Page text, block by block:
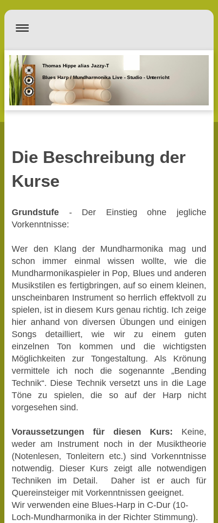
Thomas Hippe alias Jazzy-T
Blues Harp / Mundharmonika Live - Studio - Unterricht
Die Beschreibung der
Kurse
Grundstufe
- Der Einstieg ohne jegliche
Vorkenntnisse:
Wer den Klang der Mundharmonika mag und
schon immer einmal wissen wollte, wie die
Mundharmonikaspieler in Pop, Blues und anderen
Musikstilen es fertigbringen, auf so einem kleinen,
unscheinbaren Instrument so herrlich effektvoll zu
spielen, ist in diesem Kurs genau richtig. Ich zeige
hier anhand von diversen Übungen und einigen
Songs detailliert, wie wir zu einem guten
einzelnen Ton kommen und die wichtigsten
Möglichkeiten zur Tongestaltung. Als Krönung
vermittele ich noch die sogenannte „Bending
Technik“. Diese Technik versetzt uns in die Lage
Töne zu spielen, die so auf der Harp nicht
vorgesehen sind.
Voraussetzungen für diesen Kurs:
Keine,
weder am Instrument noch in der Musiktheorie
(Notenlesen, Tonleitern etc.) sind Vorkenntnisse
notwendig. Dieser Kurs zeigt alle notwendigen
Techniken im Detail. Daher ist er auch für
Quereinsteiger mit Vorkenntnissen geeignet.
Wir verwenden eine Blues-Harp in C-Dur (10-
Loch-Mundharmonika in der Richter Stimmung).